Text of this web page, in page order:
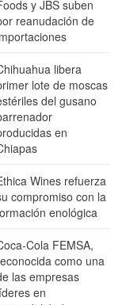
y JBS suben
reanudación de
libera
lote de moscas
del gusano
en
Wines refuerza
compromiso con la
enológica
Cola FEMSA,
como una
las empresas
en